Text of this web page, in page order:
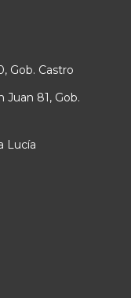
Gob. Castro
Juan 81, Gob.
Lucía